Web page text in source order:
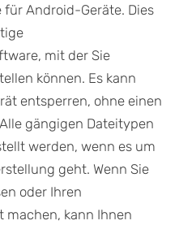
Android-Geräte. Dies
mit der Sie
können. Es kann
entsperren, ohne einen
gängigen Dateitypen
werden, wenn es um
geht. Wenn Sie
oder Ihren
machen, kann Ihnen